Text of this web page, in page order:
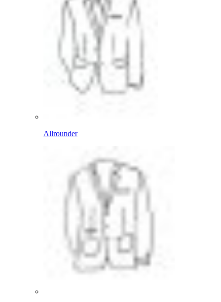
Allrounder